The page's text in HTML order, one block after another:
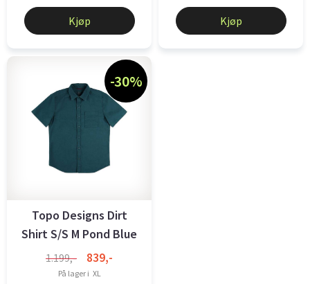
Kjøp Kjøp
-30%
Topo Designs Dirt
Shirt S/S M Pond Blue
1.199,- 839,-
På lager i XL